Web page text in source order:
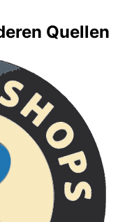
Quellen